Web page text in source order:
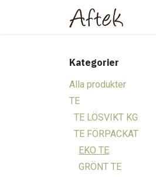
Kategorier
Alla produkter
TE
TE LÖSVIKT KG
TE FÖRPACKAT
EKO TE
GRÖNT TE